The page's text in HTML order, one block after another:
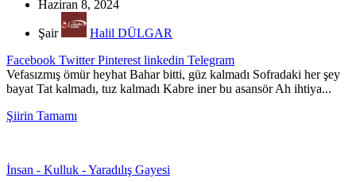
Haziran 8, 2024
Şair
Halil DÜLGAR
Facebook Twitter Pinterest linkedin Telegram
Vefasızmış ömür heyhat Bahar bitti, güz kalmadı Sofradaki her şey
bayat Tat kalmadı, tuz kalmadı Kabre iner bu asansör Ah ihtiya...
Şiirin Tamamı
İnsan - Kulluk - Yaradılış Gayesi